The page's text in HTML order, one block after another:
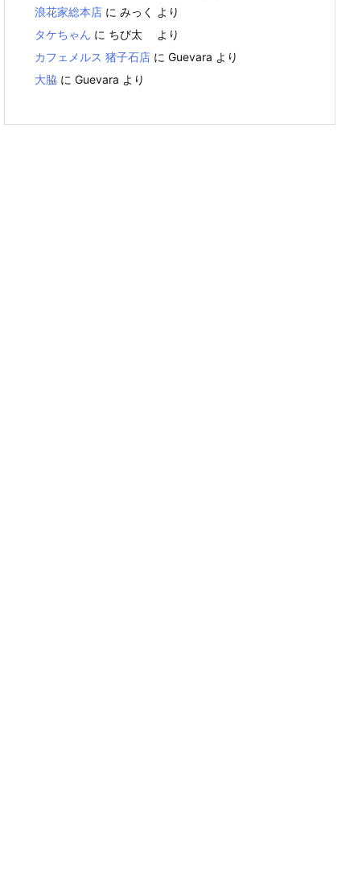
浪花家総本店 に みっく
より
タケちゃん に ちび太
より
カフェメルス 猪子石店 に Guevara より
大脇 に Guevara より